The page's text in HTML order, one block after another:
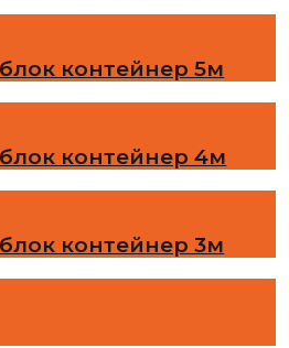
контейнер 5м
контейнер 4м
контейнер 3м